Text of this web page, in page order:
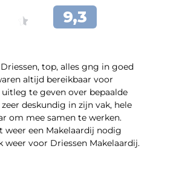
top, alles gng in goed
altijd bereikbaar voor
te geven over bepaalde
deskundig in zijn vak, hele
om mee samen te werken.
weer een Makelaardij nodig
weer voor Driessen Makelaardij.